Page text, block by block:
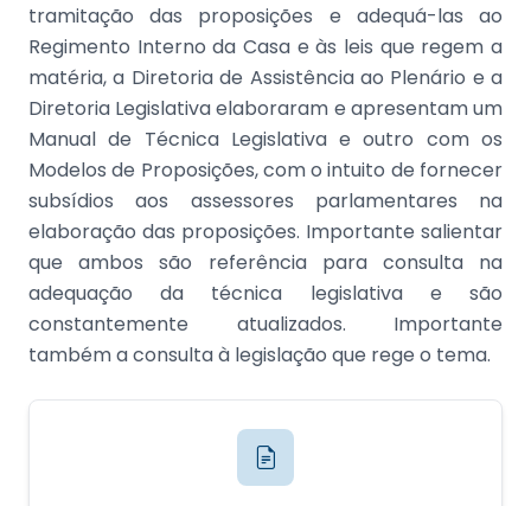
tramitação das proposições e adequá-las ao
Regimento Interno da Casa e às leis que regem a
matéria, a Diretoria de Assistência ao Plenário e a
Diretoria Legislativa elaboraram e apresentam um
Manual de Técnica Legislativa e outro com os
Modelos de Proposições, com o intuito de fornecer
subsídios aos assessores parlamentares na
elaboração das proposições. Importante salientar
que ambos são referência para consulta na
adequação da técnica legislativa e são
constantemente atualizados. Importante
também a consulta à legislação que rege o tema.